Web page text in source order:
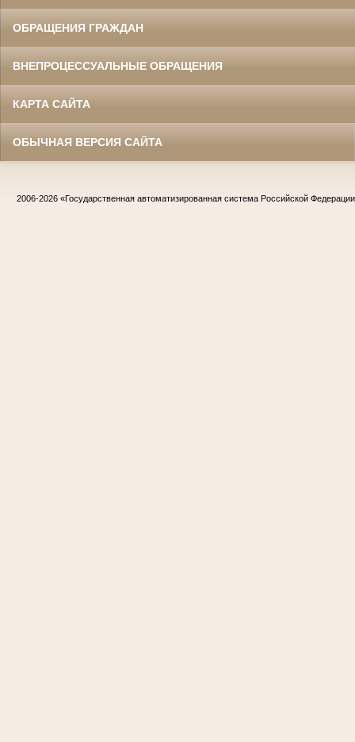
ОБРАЩЕНИЯ ГРАЖДАН
ВНЕПРОЦЕССУАЛЬНЫЕ ОБРАЩЕНИЯ
КАРТА САЙТА
ОБЫЧНАЯ ВЕРСИЯ САЙТА
2006-2026 «Государственная автоматизированная система Российской